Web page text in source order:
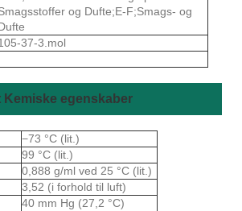
og Dufte;E-F;Smags- og
37-3.mol
egenskaber
−73 °C (lit.)
99 °C (lit.)
0,888 g/ml ved 25 °C (lit.)
3,52 (i forhold til luft)
40 mm Hg (27,2 °C)